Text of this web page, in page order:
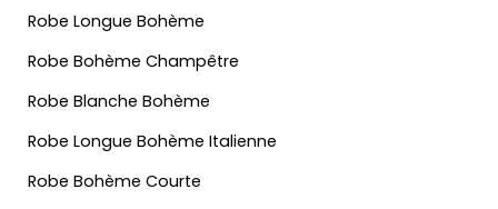
Robe Longue Bohème
Robe Bohème Champêtre
Robe Blanche Bohème
Robe Longue Bohème Italienne
Robe Bohème Courte